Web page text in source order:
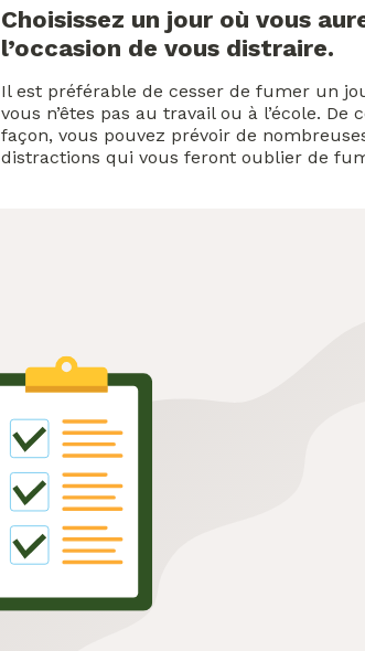
Choisissez un jour où vous
l’occasion de vous distraire.
Il est préférable de cesser de fumer un
vous n’êtes pas au travail ou à l’école. De
façon, vous pouvez prévoir de
distractions qui vous feront oublier de